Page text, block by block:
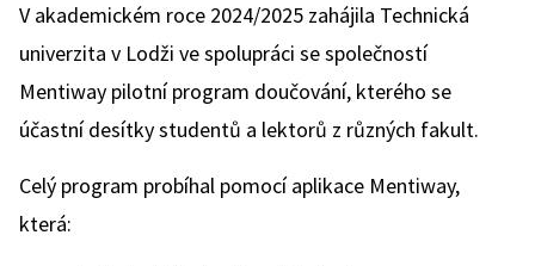
V akademickém roce 2024/2025 zahájila Technická
univerzita v Lodži ve spolupráci se společností
Mentiway pilotní program doučování, kterého se
účastní desítky studentů a lektorů z různých fakult.
Celý program probíhal pomocí aplikace Mentiway,
která: